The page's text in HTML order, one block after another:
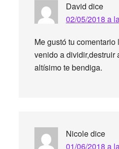
David dice
02/05/2018 a
Me gustó tu
venido a dividir,destruir
altísimo te bendiga.
Nicoledice
01/06/2018 a